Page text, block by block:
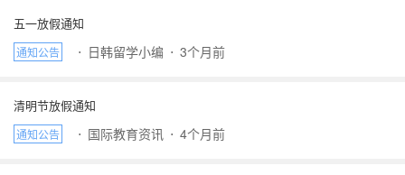
五一放假通知
通知公告 ⋅ 日韩留学小编 ⋅ 3个月前
清明节放假通知
通知公告 ⋅ 国际教育资讯 ⋅ 4个月前